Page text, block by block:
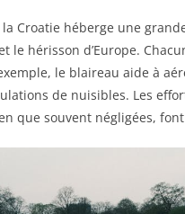
Croatie héberge une
le hérisson d’Europe.
le blaireau aide à
de nuisibles. Les
que souvent négligées,